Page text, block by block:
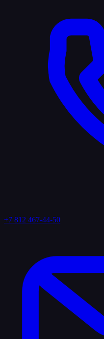
+7 812 467-44-50